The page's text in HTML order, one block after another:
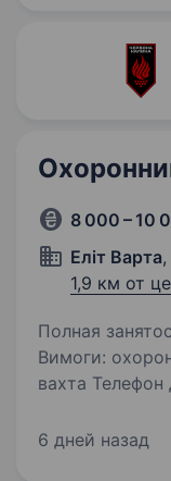
8 000 – 10
Еліт Варта
1,9 км от
Полная
Вимоги: охорона обʼєктів
вахта Телефон
6 дней назад